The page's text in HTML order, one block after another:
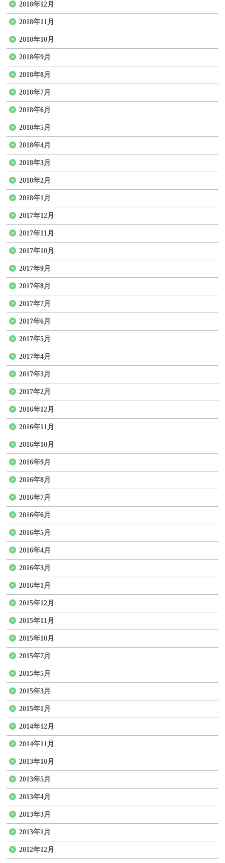
2018年12月
2018年11月
2018年10月
2018年9月
2018年8月
2018年7月
2018年6月
2018年5月
2018年4月
2018年3月
2018年2月
2018年1月
2017年12月
2017年11月
2017年10月
2017年9月
2017年8月
2017年7月
2017年6月
2017年5月
2017年4月
2017年3月
2017年2月
2016年12月
2016年11月
2016年10月
2016年9月
2016年8月
2016年7月
2016年6月
2016年5月
2016年4月
2016年3月
2016年1月
2015年12月
2015年11月
2015年10月
2015年7月
2015年5月
2015年3月
2015年1月
2014年12月
2014年11月
2013年10月
2013年5月
2013年4月
2013年3月
2013年1月
2012年12月